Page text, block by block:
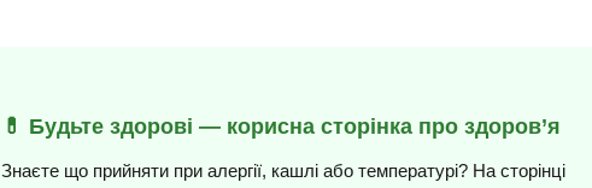
💊 Будьте здорові — корисна сторінка про здоров’я
Знаєте що прийняти при алергії, кашлі або температурі? На сторінці